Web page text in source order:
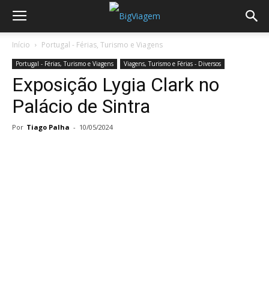
Início Portugal - Férias, Turismo e Viagens
Portugal - Férias, Turismo e Viagens Viagens, Turismo e Férias - Diversos
Exposição Lygia Clark no
Palácio de Sintra
Por Tiago Palha - 10/05/2024